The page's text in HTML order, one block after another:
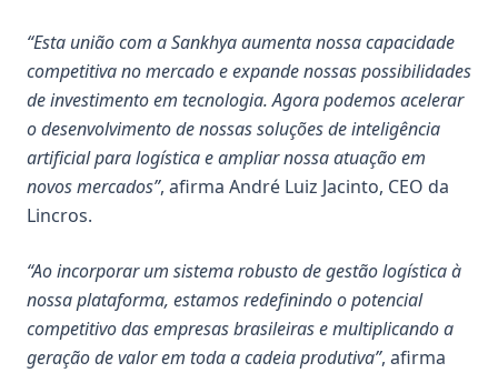
“Esta união com a Sankhya aumenta nossa capacidade
competitiva no mercado e expande nossas possibilidades
de investimento em tecnologia. Agora podemos acelerar
o desenvolvimento de nossas soluções de inteligência
artificial para logística e ampliar nossa atuação em
novos mercados”, afirma André Luiz Jacinto, CEO da
Lincros.
“Ao incorporar um sistema robusto de gestão logística à
nossa plataforma, estamos redefinindo o potencial
competitivo das empresas brasileiras e multiplicando a
geração de valor em toda a cadeia produtiva”, afirma